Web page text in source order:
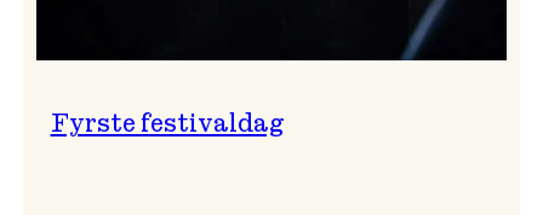
Fyrste festivaldag